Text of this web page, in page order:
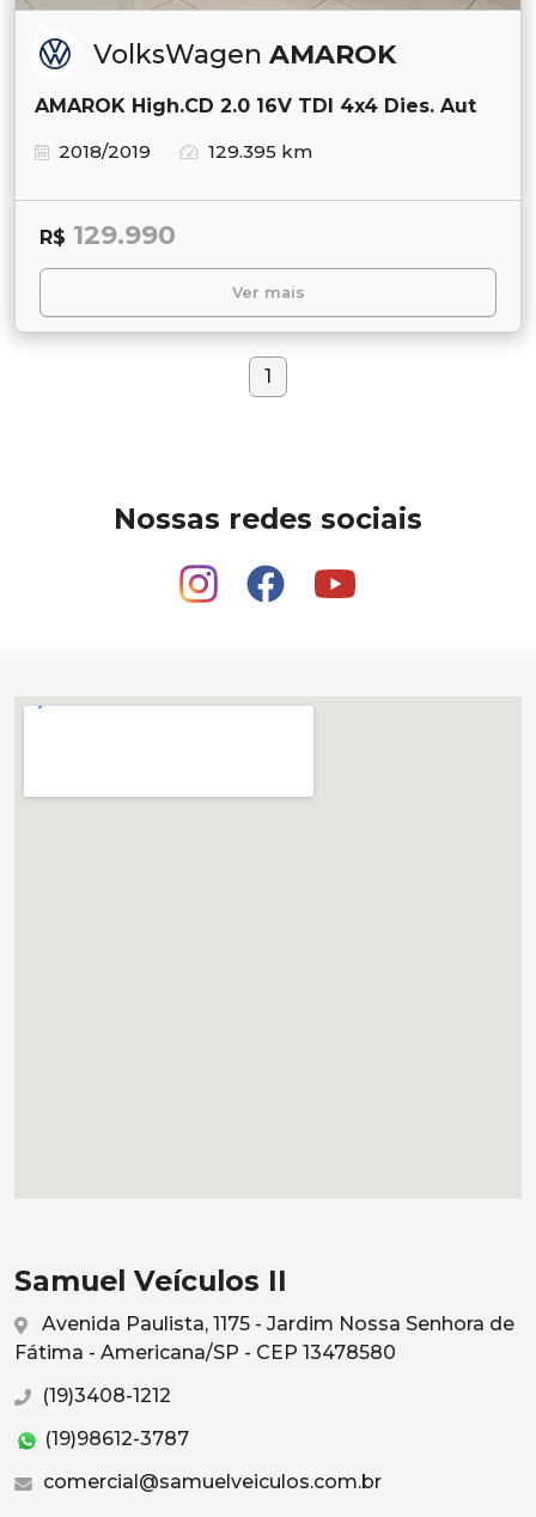
VolksWagen AMAROK
AMAROK High.CD 2.0 16V TDI 4x4 Dies. Aut
2018/2019
129.395 km
R$ 129.990
Ver mais
1
Nossas redes sociais
Samuel Veículos II
Avenida Paulista, 1175 - Jardim Nossa Senhora de
Fátima - Americana/SP - CEP 13478580
(19)3408-1212
(19)98612-3787
comercial@samuelveiculos.com.br